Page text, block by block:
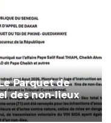
Parquet de
des non-lieux